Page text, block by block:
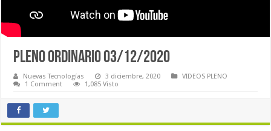
PLENO ORDINARIO 03/12/2020
Nuevas Tecnologías 3 diciembre, 2020
VIDEOS PLENO
1 Comment
1,085 Visto